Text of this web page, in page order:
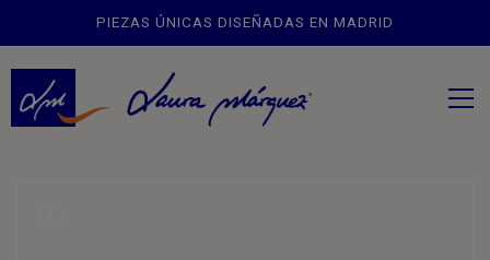
PIEZAS ÚNICAS DISEÑADAS EN MADRID